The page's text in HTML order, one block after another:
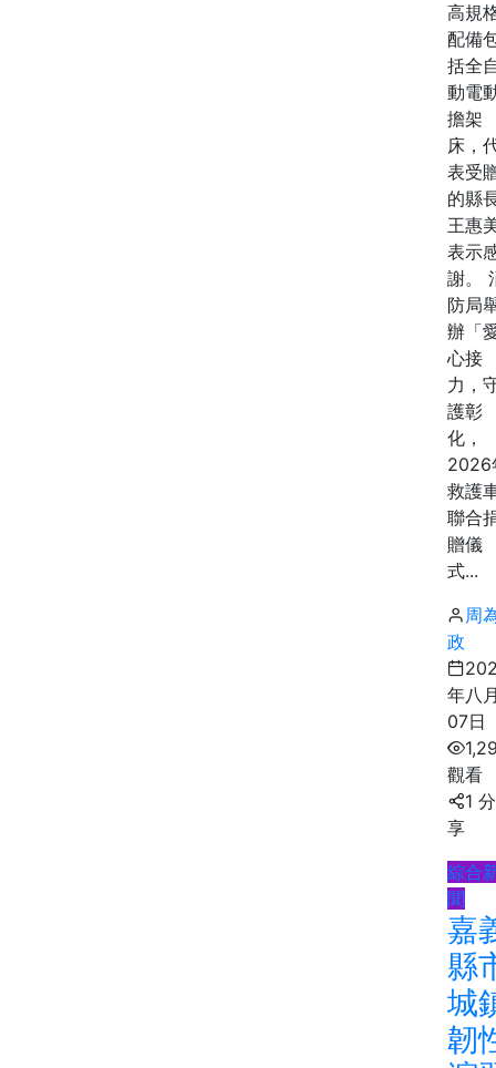
高規
配備
括全
動電
擔架
床，
表受
的縣
王惠
表示
謝。
防局
辦「
心接
力，
護彰
化，
2026
救護
聯合
贈儀
式...
周
政
年八
07日
觀看
1 分
享
綜合
聞
嘉
縣
城
韌